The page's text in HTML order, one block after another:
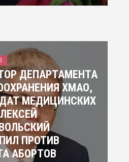
ДЕПАРТАМЕНТА
ХМАО,
МЕДИЦИНСКИХ
ПРОТИВ
АБОРТОВ